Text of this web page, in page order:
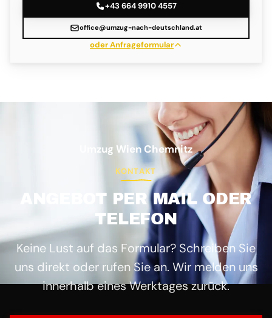
+43 664 9910 4557
office@umzug-nach-deutschland.at
oder Anfrageformular
Umzug Wien Chemnitz
KONTAKT
ANGEBOT PER MAIL ODER
TELEFON
Keine Lust auf das Formular? Schreiben Sie
uns direkt oder rufen Sie an. Wir melden uns
innerhalb eines Werktages zurück.